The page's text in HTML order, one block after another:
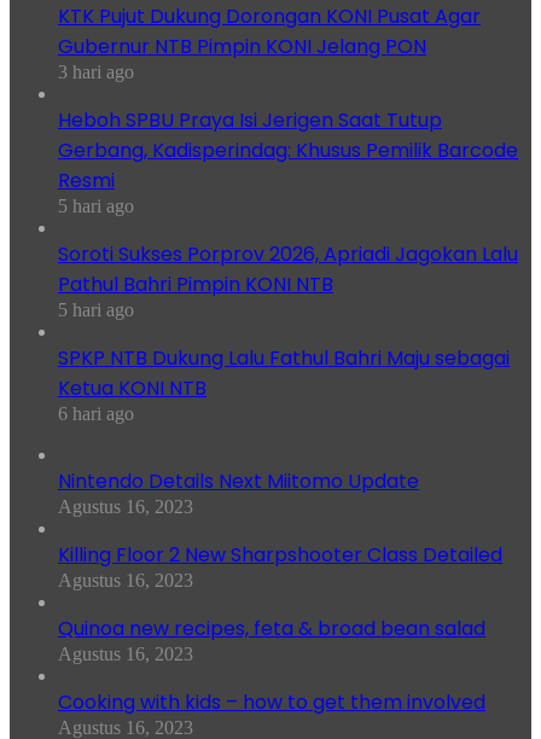
KTK Pujut Dukung Dorongan KONI Pusat Agar
Gubernur NTB Pimpin KONI Jelang PON
3 hari ago
Heboh SPBU Praya Isi Jerigen Saat Tutup
Gerbang, Kadisperindag: Khusus Pemilik Barcode
Resmi
5 hari ago
Soroti Sukses Porprov 2026, Apriadi Jagokan Lalu
Pathul Bahri Pimpin KONI NTB
5 hari ago
SPKP NTB Dukung Lalu Fathul Bahri Maju sebagai
Ketua KONI NTB
6 hari ago
Nintendo Details Next Miitomo Update
Agustus 16, 2023
Killing Floor 2 New Sharpshooter Class Detailed
Agustus 16, 2023
Quinoa new recipes, feta & broad bean salad
Agustus 16, 2023
Cooking with kids – how to get them involved
Agustus 16, 2023